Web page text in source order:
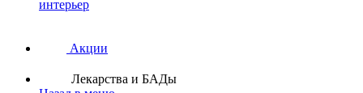
интерьер
Акции
Лекарства и БАДы